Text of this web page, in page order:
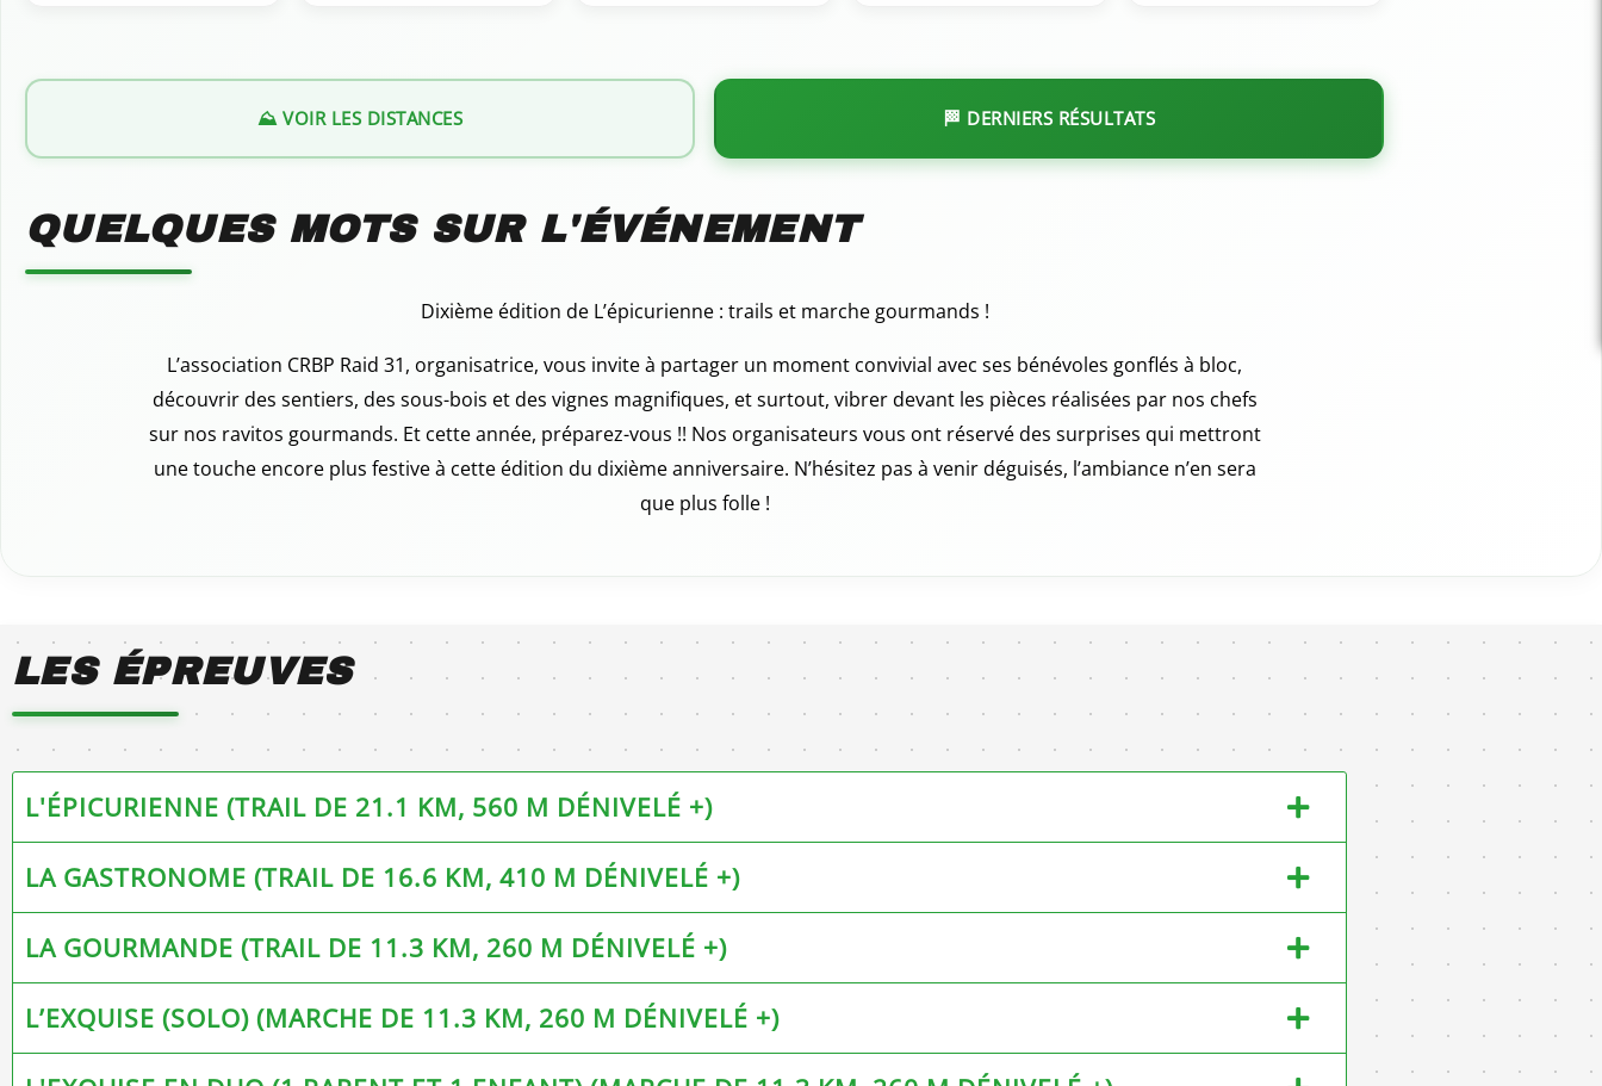
⛰️ VOIR LES DISTANCES 🏁 DERNIERS RÉSULTATS
QUELQUES MOTS SUR L'ÉVÉNEMENT
Dixième édition de L’épicurienne : trails et marche gourmands !
L’association CRBP Raid 31, organisatrice, vous invite à partager un moment convivial avec ses bénévoles gonflés à bloc,
découvrir des sentiers, des sous-bois et des vignes magnifiques, et surtout, vibrer devant les pièces réalisées par nos chefs
sur nos ravitos gourmands. Et cette année, préparez-vous !! Nos organisateurs vous ont réservé des surprises qui mettront
une touche encore plus festive à cette édition du dixième anniversaire. N’hésitez pas à venir déguisés, l’ambiance n’en sera
que plus folle !
LES ÉPREUVES
L'ÉPICURIENNE (TRAIL DE 21.1 KM, 560 M DÉNIVELÉ +)
LA GASTRONOME (TRAIL DE 16.6 KM, 410 M DÉNIVELÉ +)
LA GOURMANDE (TRAIL DE 11.3 KM, 260 M DÉNIVELÉ +)
L’EXQUISE (SOLO) (MARCHE DE 11.3 KM, 260 M DÉNIVELÉ +)